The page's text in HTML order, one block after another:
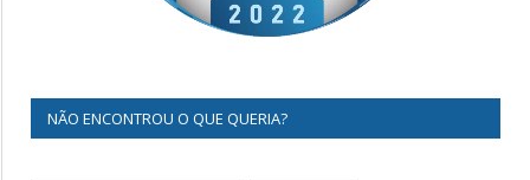
NÃO ENCONTROU O QUE QUERIA?